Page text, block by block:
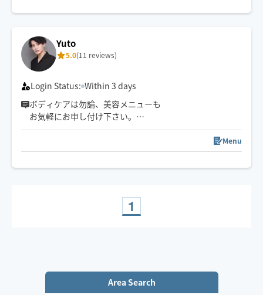
Yuto
5.0(11 reviews)
Login Status: Within 3 days
ボディケアは勿論、美容メニューも
お気軽にお申し付け下さい。
※オイルトリートメントは男性のみ施術可能
Menu
1
Area Search